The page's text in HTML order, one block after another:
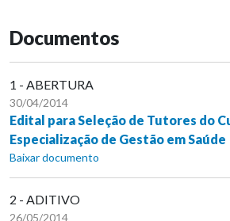
Documentos
1 - ABERTURA
30/04/2014
Edital para Seleção de Tutores do
Especialização de Gestão em Saúde
Baixar documento
2 - ADITIVO
26/05/2014